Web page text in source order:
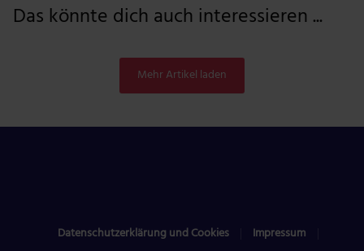
Das könnte dich auch interessieren ...
Mehr Artikel laden
Datenschutzerklärung und Cookies Impressum